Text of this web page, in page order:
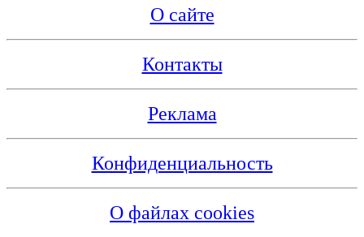
О сайте
Контакты
Реклама
Конфиденциальность
О файлах cookies